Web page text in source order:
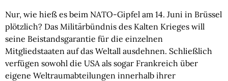
Nur, wie hieß es beim NATO-Gipfel am 14. Juni in Brüssel
plötzlich? Das Militärbündnis des Kalten Krieges will
seine Beistandsgarantie für die einzelnen
Mitgliedstaaten auf das Weltall ausdehnen. Schließlich
verfügen sowohl die USA als sogar Frankreich über
eigene Weltraumabteilungen innerhalb ihrer